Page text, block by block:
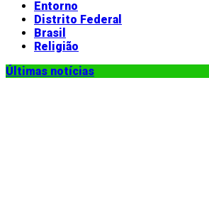
Entorno
Distrito Federal
Brasil
Religião
Últimas notícias